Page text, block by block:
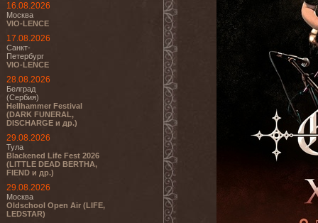
16.08.2026
Москва
VIO-LENCE
17.08.2026
Санкт-
Петербург
VIO-LENCE
28.08.2026
Белград
(Сербия)
Hellhammer Festival
(DARK FUNERAL,
DISCHARGE и др.)
29.08.2026
Тула
Blackened Life Fest 2026
(LITTLE DEAD BERTHA,
FIEND и др.)
29.08.2026
Москва
Oldschool Open Air (LIFE,
LEDSTAR)